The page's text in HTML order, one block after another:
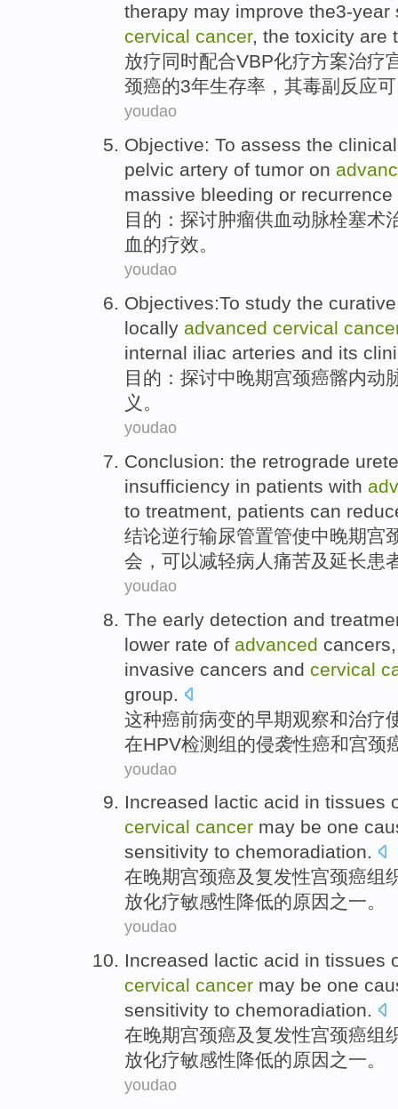
therapy may improve the3-year
cervical cancer, the toxicity are
放疗同时配合VBP化疗方案治疗
颈癌的3年生存率 ， 其毒副 反应
youdao
Objective: To assess the
pelvic artery of tumor on
massive bleeding or recurrence
目的 ： 探讨肿瘤供血动脉栓塞术
血 的疗效。
youdao
Objectives:To study the
locally advanced cervical
internal iliac arteries and its
目的 ： 探讨中晚期宫颈癌髂内动
义。
youdao
Conclusion: the retrograde
insufficiency in patients with
to treatment, patients can
结论逆行输尿管置管使中晚期宫
会， 可以减轻病人 痛苦及 延长患
youdao
The early detection and
lower rate of advanced cancers
invasive cancers and cervical
group
这种癌前病变的早期观察和治疗
在HPV检测组的侵袭性癌和宫颈
youdao
Increased lactic acid in tissues
cervical cancer may be one
sensitivity to chemoradiation.
在晚期宫颈癌及复发性宫颈癌组
放化疗敏感性降低的原因 之一。
youdao
Increased lactic acid in tissues
cervical cancer may be one
sensitivity to chemoradiation.
在晚期宫颈癌及复发性宫颈癌组
放化疗敏感性降低的原因 之一。
youdao